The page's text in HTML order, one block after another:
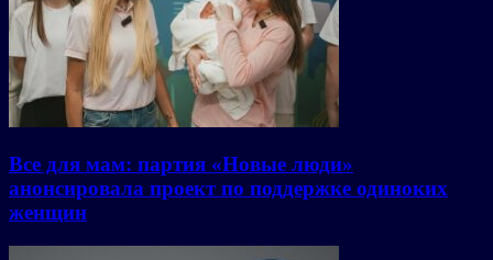
Все для мам: партия «Новые люди»
анонсировала проект по поддержке одиноких
женщин